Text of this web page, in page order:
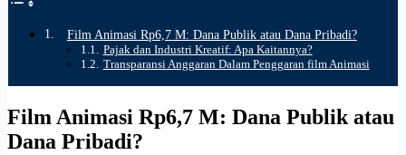
Film Animasi Rp6,7 M: Dana Publik atau Dana Pribadi?
Pajak dan Industri Kreatif: Apa Kaitannya?
Transparansi Anggaran Dalam Penggaran film Animasi
Film Animasi Rp6,7 M: Dana Publik atau
Dana Pribadi?